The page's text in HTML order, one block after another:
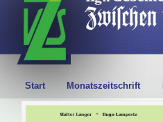
Start Monatszeitschrift